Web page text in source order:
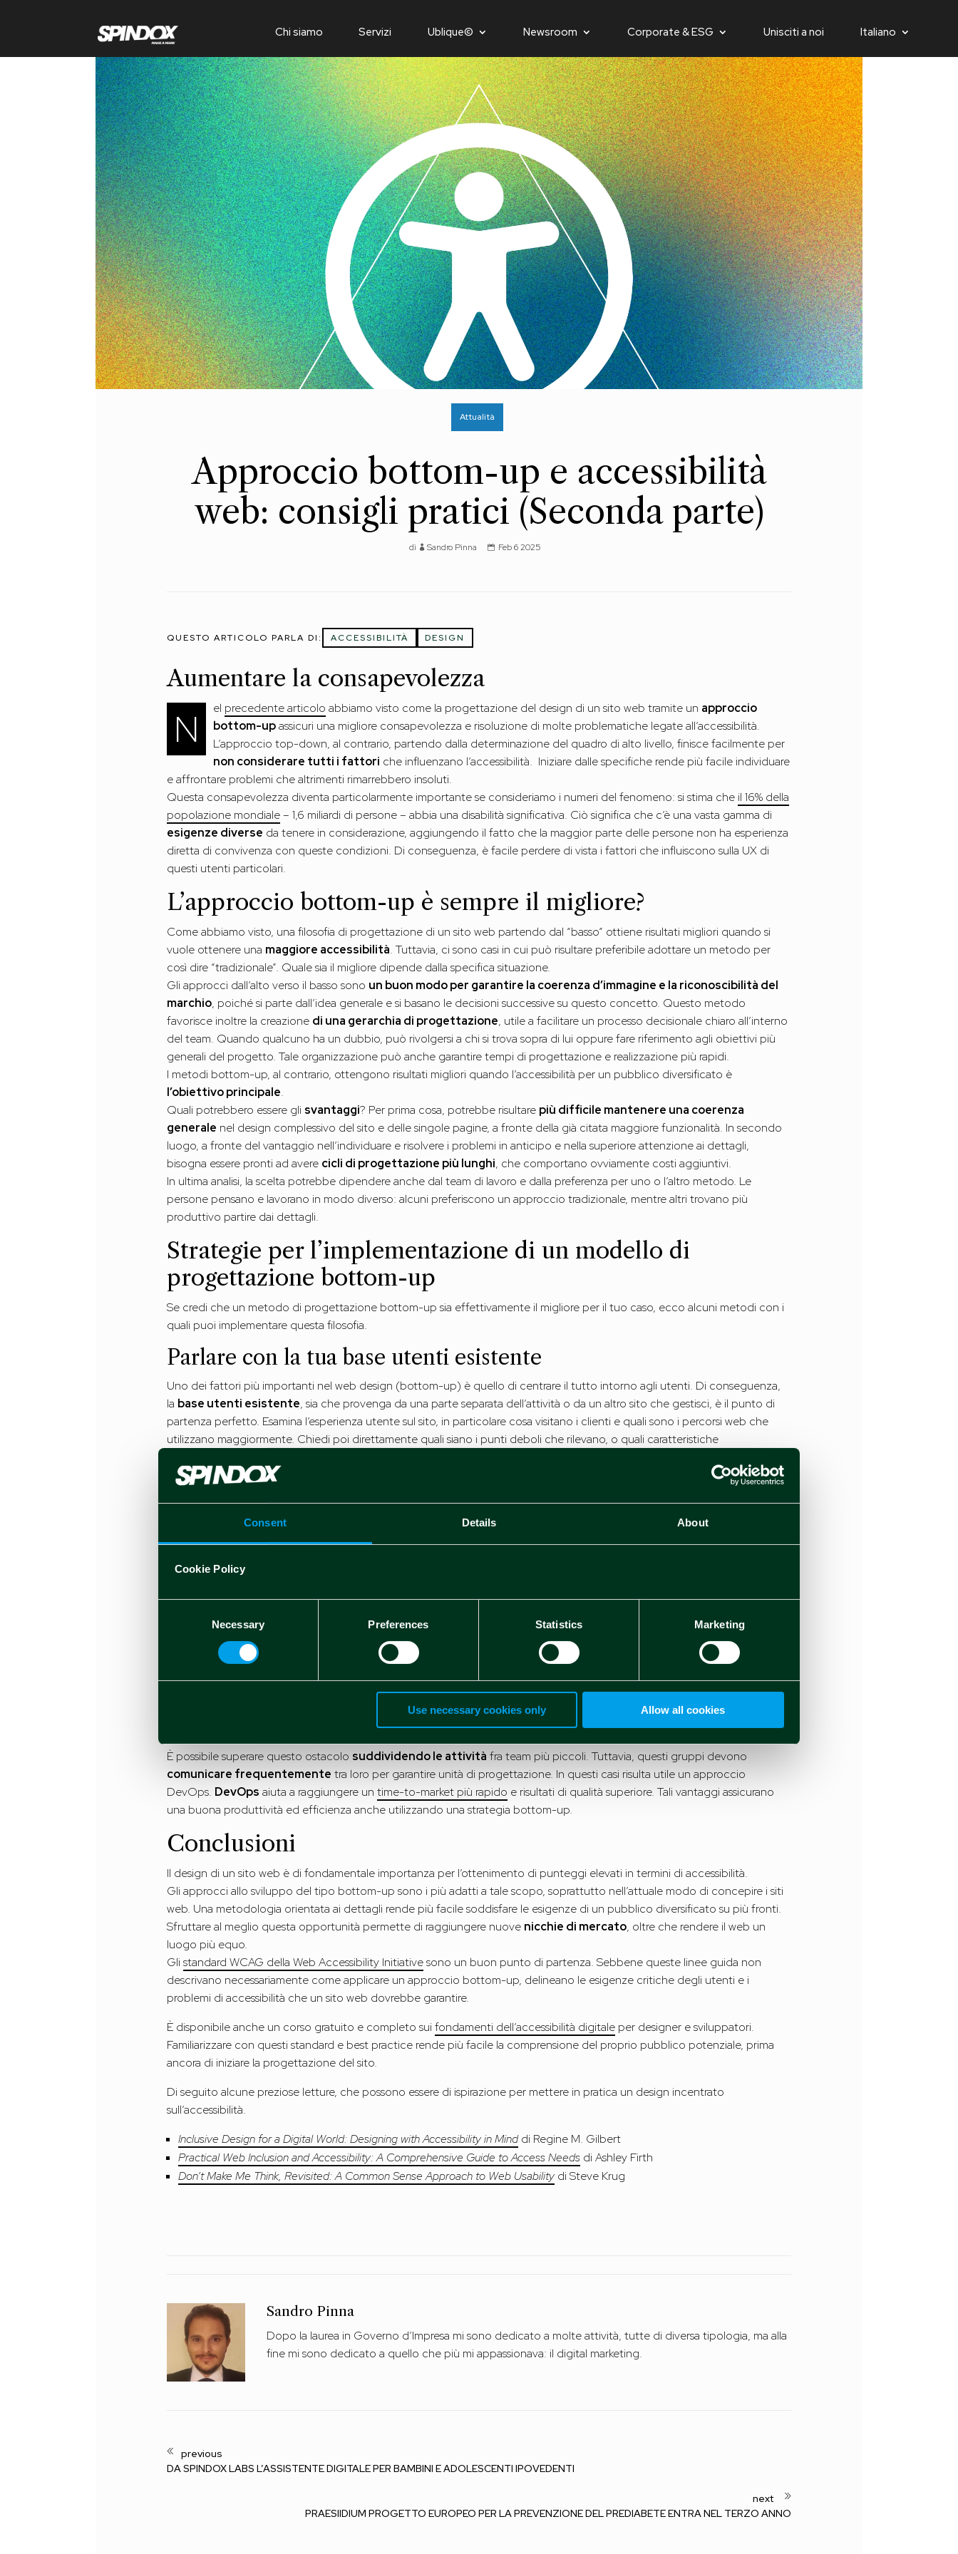
Consent Details About
Cookie Policy
Necessary Preferences Statistics Marketing
Use necessary cookies only Allow all cookies
Chi siamo Servizi Ublique© Newsroom Corporate & ESG Unisciti a noi Italiano
Attualità
Approccio bottom-up e accessibilità
web: consigli pratici (Seconda parte)
di Sandro Pinna Feb 6 2025
QUESTO ARTICOLO PARLA DI: ACCESSIBILITÀ DESIGN
Aumentare la consapevolezza
N el precedente articolo abbiamo visto come la progettazione del design di un sito web tramite un approccio
bottom-upassicuri una migliore consapevolezza e risoluzione di molte problematiche legate all’accessibilità.
L’approccio top-down, al contrario, partendo dalla determinazione del quadro di alto livello, finisce facilmente per
non considerare tutti i fattori che influenzano l’accessibilità. Iniziare dalle specifiche rende più facile individuare
e affrontare problemi che altrimenti rimarrebbero insoluti.
Questa consapevolezza diventa particolarmente importante se consideriamo i numeri del fenomeno: si stima che il 16% della
popolazione mondiale– 1,6 miliardi di persone – abbia una disabilità significativa. Ciò significa che c’è una vasta gamma di
esigenze diverse da tenere in considerazione, aggiungendo il fatto che la maggior parte delle persone non ha esperienza
diretta di convivenza con queste condizioni. Di conseguenza, è facile perdere di vista i fattori che influiscono sulla UX di
questi utenti particolari.
L’approccio bottom-up è sempre il migliore?
Come abbiamo visto, una filosofia di progettazione di un sito web partendo dal “basso” ottiene risultati migliori quando si
vuole ottenere una maggiore accessibilità. Tuttavia, ci sono casi in cui può risultare preferibile adottare un metodo per
così dire “tradizionale”. Quale sia il migliore dipende dalla specifica situazione.
Gli approcci dall’alto verso il basso sono un buon modo per garantire la coerenza d’immagine e la riconoscibilità del
marchio, poiché si parte dall’idea generale e si basano le decisioni successive su questo concetto. Questo metodo
favorisce inoltre la creazione di una gerarchia di progettazione, utile a facilitare un processo decisionale chiaro all’interno
del team. Quando qualcuno ha un dubbio, può rivolgersi a chi si trova sopra di lui oppure fare riferimento agli obiettivi più
generali del progetto. Tale organizzazione può anche garantire tempi di progettazione e realizzazione più rapidi.
I metodi bottom-up, al contrario, ottengono risultati migliori quando l’accessibilità per un pubblico diversificato è
l’obiettivo principale.
Quali potrebbero essere gli svantaggi? Per prima cosa, potrebbe risultare più difficile mantenere una coerenza
generale nel design complessivo del sito e delle singole pagine, a fronte della già citata maggiore funzionalità. In secondo
luogo, a fronte del vantaggio nell’individuare e risolvere i problemi in anticipo e nella superiore attenzione ai dettagli,
bisogna essere pronti ad avere cicli di progettazione più lunghi, che comportano ovviamente costi aggiuntivi.
In ultima analisi, la scelta potrebbe dipendere anche dal team di lavoro e dalla preferenza per uno o l’altro metodo. Le
persone pensano e lavorano in modo diverso: alcuni preferiscono un approccio tradizionale, mentre altri trovano più
produttivo partire dai dettagli.
Strategie per l’implementazione di un modello di
progettazione bottom-up
Se credi che un metodo di progettazione bottom-up sia effettivamente il migliore per il tuo caso, ecco alcuni metodi con i
quali puoi implementare questa filosofia.
Parlare con la tua base utenti esistente
Uno dei fattori più importanti nel web design (bottom-up) è quello di centrare il tutto intorno agli utenti. Di conseguenza,
la base utenti esistente, sia che provenga da una parte separata dell’attività o da un altro sito che gestisci, è il punto di
partenza perfetto. Esamina l’esperienza utente sul sito, in particolare cosa visitano i clienti e quali sono i percorsi web che
utilizzano maggiormente. Chiedi poi direttamente quali siano i punti deboli che rilevano, o quali caratteristiche
ancherivolgerti agli standard WCAG feedback direttodegli utenti
Analizzare le lacune di accessibilità nei progetti conclusi
Cerca eventuali lacune di accessibilità esaminando i vecchi feedback dei clienti e le cronologie degli aggiornamenti,
Ricordati didocumentare tutto ciò che trovi man mano che procedi. Fino al90% dei dati delle organizzazioninon è
strutturato, il che rende difficile l’analisi successiva. Invertire questa tendenza organizzando i risultati e registrando il processo
di progettazione accessibile semplificherà i futuri sforzi di ottimizzazione.
Dividi i compiti ma comunica spesso
una strategia bottom-up può richiedere molto tempo
È possibile superare questo ostacolo suddividendo le attività fra team più piccoli. Tuttavia, questi gruppi devono
comunicare frequentemente tra loro per garantire unità di progettazione. In questi casi risulta utile un approccio
DevOps. DevOps aiuta a raggiungere untime-to-market più rapido e risultati di qualità superiore. Tali vantaggi assicurano
una buona produttività ed efficienza anche utilizzando una strategia bottom-up.
Conclusioni
Il design di un sito web è di fondamentale importanza per l’ottenimento di punteggi elevati in termini di accessibilità.
Gli approcci allo sviluppo del tipo bottom-up sono i più adatti a tale scopo, soprattutto nell’attuale modo di concepire i siti
web. Una metodologia orientata ai dettagli rende più facile soddisfare le esigenze di un pubblico diversificato su più fronti.
Sfruttare al meglio questa opportunità permette di raggiungere nuove nicchie di mercato, oltre che rendere il web un
luogo più equo.
Glistandard WCAG della Web Accessibility Initiativesono un buon punto di partenza. Sebbene queste linee guida non
descrivano necessariamente come applicare un approccio bottom-up, delineano le esigenze critiche degli utenti e i
problemi di accessibilità che un sito web dovrebbe garantire.
È disponibile anche un corso gratuito e completo suifondamenti dell’accessibilità digitale per designer e sviluppatori.
Familiarizzare con questi standard e best practice rende più facile la comprensione del proprio pubblico potenziale, prima
ancora di iniziare la progettazione del sito.
Di seguito alcune preziose letture, che possono essere di ispirazione per mettere in pratica un design incentrato
sull’accessibilità.
Inclusive Design for a Digital World: Designing with Accessibility in Minddi Regine M. Gilbert
Practical Web Inclusion and Accessibility: A Comprehensive Guide to Access Needs di Ashley Firth
Don’t Make Me Think, Revisited: A Common Sense Approach to Web Usability di Steve Krug
Sandro Pinna
Dopo la laurea in Governo d’Impresa mi sono dedicato a molte attività, tutte di diversa tipologia, ma alla
fine mi sono dedicato a quello che più mi appassionava: il digital marketing.
DA SPINDOX LABS L’ASSISTENTE DIGITALE PER BAMBINI E ADOLESCENTI IPOVEDENTI
PRAESIIDIUM PROGETTO EUROPEO PER LA PREVENZIONE DEL PREDIABETE ENTRA NEL TERZO ANNO